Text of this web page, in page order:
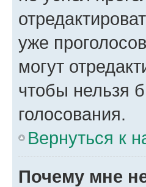
уже
могут
чтобы нельзя
голосования.
Вернуться к
Почему мне